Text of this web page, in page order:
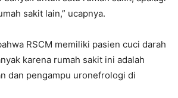
sakit lain,” ucapnya.
RSCM memiliki pasien cuci darah
karena rumah sakit ini adalah
dan pengampu uronefrologi di